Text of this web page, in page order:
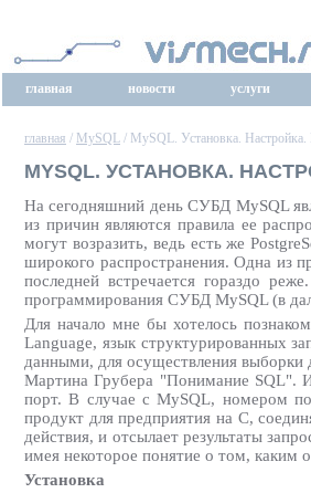
главная новости услуги
главная / MySQL / MySQL. Установка.
MYSQL. УСТАНОВКА.
На сегодняшний день СУБД MySQL
из причин являются правила ее
могут возразить, ведь есть же
широкого распространения. Одна из
последней встречается гораздо
программирования СУБД MySQL (в
Для начало мне бы хотелось
Language, язык структурированных
данными, для осуществления выборки
Мартина Грубера "Понимание SQL".
порт. В случае с MySQL, номером
продукт для предприятия на C,
действия, и отсылает результаты
имея некоторое понятие о том, каким
Установка